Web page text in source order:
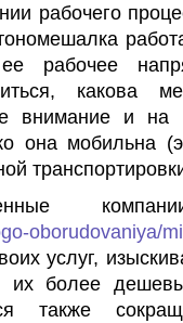
рабочего
ее рабочее
какова
внимание и на
она мобильна
oborudovaniya/
услуг,
их более
также